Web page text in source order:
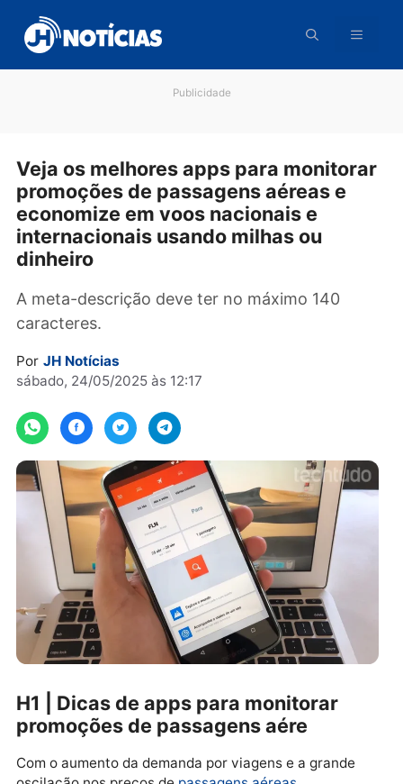
para
conteúdo
Veja os melhores apps para
promoções de passagens aéreas e
economize em voos nacionais e
internacionais usando milhas ou
dinheiro
A meta-descrição deve ter no máximo 140
caracteres.
sábado, 24/05/2025 às 12:17